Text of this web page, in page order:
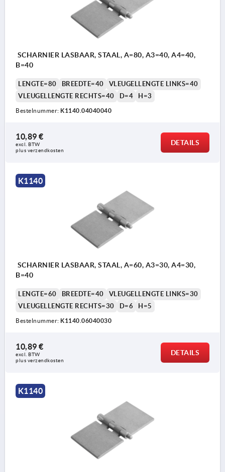
SCHARNIER LASBAAR, STAAL, A=80, A3=40, A4=40,
B=40
LENGTE=80 BREEDTE=40
VLEUGELLENGTE LINKS=40
VLEUGELLENGTE RECHTS=40
D=4 H=3
Bestelnummer: K1140.04040040
10,89 €
excl. BTW
plus verzendkosten
DETAILS
K1140
SCHARNIER LASBAAR, STAAL, A=60, A3=30, A4=30,
B=40
LENGTE=60 BREEDTE=40
VLEUGELLENGTE LINKS=30
VLEUGELLENGTE RECHTS=30
D=6 H=5
Bestelnummer: K1140.06040030
10,89 €
excl. BTW
plus verzendkosten
DETAILS
K1140